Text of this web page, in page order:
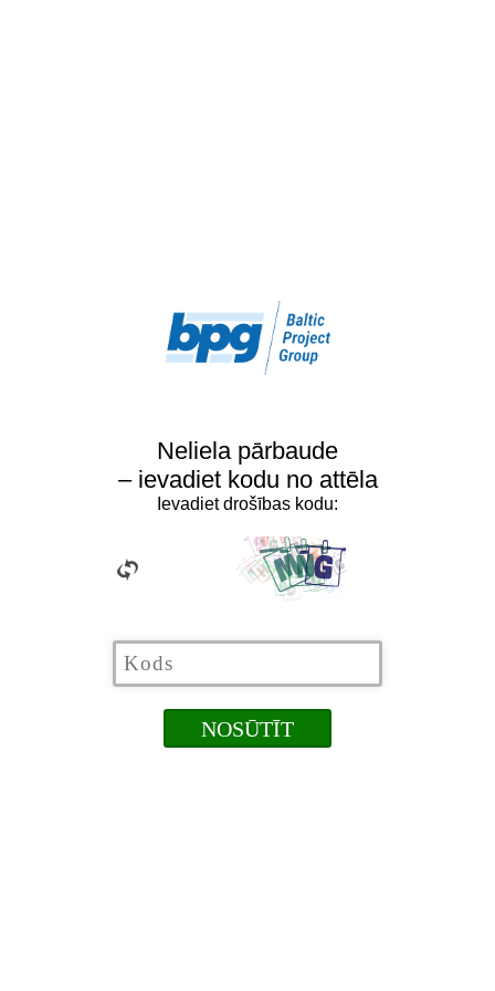
Neliela pārbaude
– ievadiet kodu no attēla
Ievadiet drošības kodu: